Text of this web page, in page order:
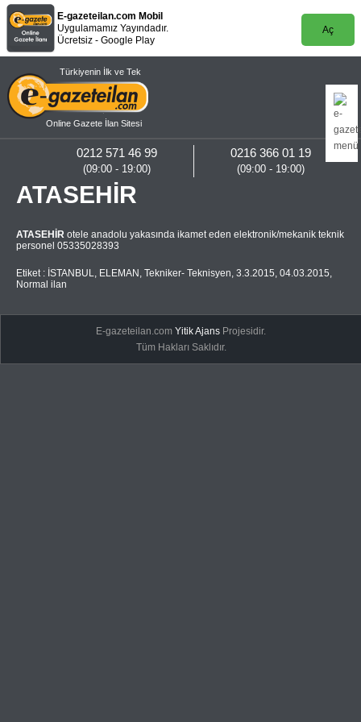
E-gazeteilan.com Mobil
Uygulamamız Yayındadır.
Ücretsiz - Google Play
Aç
Türkiyenin İlk ve Tek
Online Gazete İlan Sitesi
0216 366 01 19
(09:00 - 19:00)
0212 571 46 99
(09:00 - 19:00)
ATASEHİR
ATASEHİR otele anadolu yakasında ikamet eden elektronik/mekanik teknik
personel 05335028393
Etiket : İSTANBUL, ELEMAN , Tekniker- Teknisyen, 3.3.2015, 04.03.2015,
Normal ilan
E-gazeteilan.comYitik Ajans Projesidir.
Tüm Hakları Saklıdır.